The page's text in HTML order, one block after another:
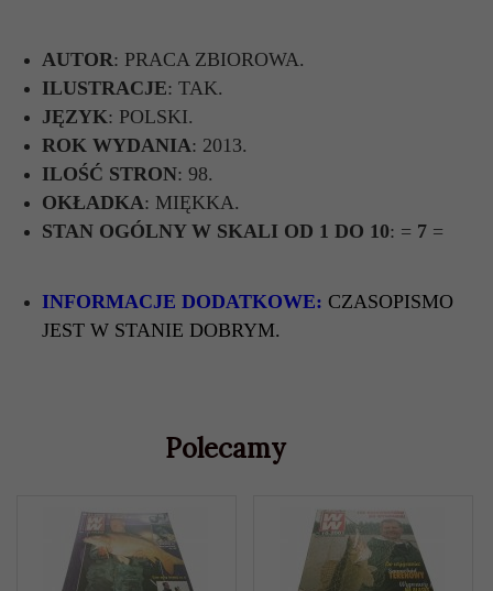
AUTOR: PRACA ZBIOROWA.
ILUSTRACJE: TAK.
JĘZYK: POLSKI.
ROK WYDANIA: 2013.
ILOŚĆ STRON: 98.
OKŁADKA: MIĘKKA.
STAN OGÓLNY W SKALI OD 1 DO 10: = 7 =
INFORMACJE DODATKOWE: CZASOPISMO
JEST W STANIE DOBRYM.
Polecamy